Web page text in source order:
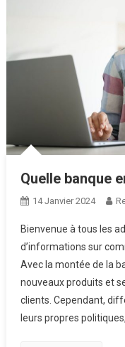
Quelle banque
14 Janvier 2024
Bienvenue à tous les
d’informations sur
Avec la montée de la
nouveaux produits et
clients. Cependant,
leurs propres